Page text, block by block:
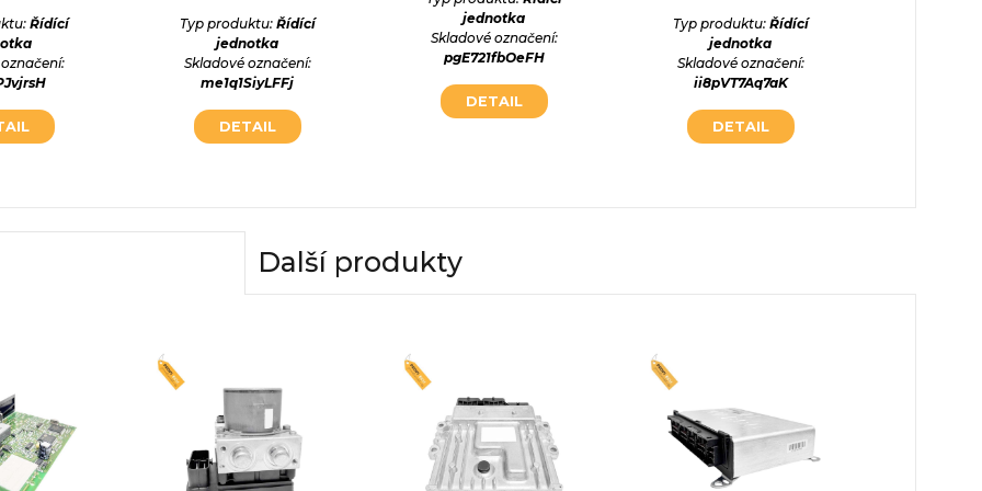
Řídící
Typ produktu: Řídící
jednotka
Skladové označení:
me1q1SiyLFFj
DETAIL
jednotka
Skladové označení:
pgE721fbOeFH
DETAIL
Typ produktu: Řídící
jednotka
Skladové označení:
ii8pVT7Aq7aK
DETAIL
Další produkty